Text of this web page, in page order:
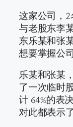
这家公司，
与老股东李
东乐某和张
想要掌握公
乐某和张某
了一次临时
计 64%的表
对此都表示